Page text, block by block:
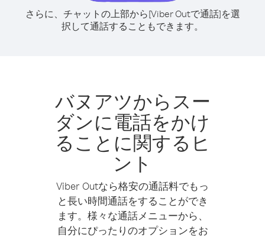
さらに、チャットの上部から[Viber Outで通話]を選
択して通話することもできます。
バヌアツからスー
ダンに電話をかけ
ることに関するヒ
ント
Viber Outなら格安の通話料でもっ
と長い時間通話をすることができ
ます。様々な通話メニューから、
自分にぴったりのオプションをお